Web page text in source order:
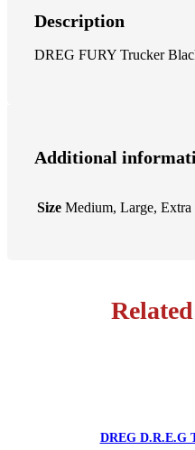
Description
DREG FURY Trucker
Additional
Size Medium, Large, Extra
DREG D.R.E.G